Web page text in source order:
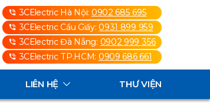
3CElectric Hà Nội: 0902 685 695
3CElectric Cầu Giấy:0931 899 959
3CElectric Đà Nẵng: 0902 999 356
3CElectric TP.HCM: 0909 686 661
LIÊN HỆ THƯ VIỆN